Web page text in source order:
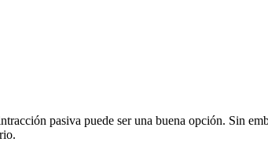
pasiva puede ser una buena opción. Sin